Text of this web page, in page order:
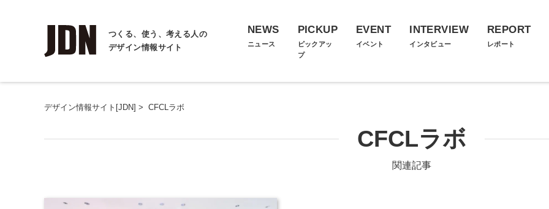
つくる、使う、考える人の
デザイン情報サイト
NEWS
ニュース
PICKUP
ピックアッ
プ
EVENT
イベント
INTERVIEW
インタビュー
REPORT
レポート
デザイン情報サイト[JDN] > CFCLラボ
CFCLラボ
関連記事